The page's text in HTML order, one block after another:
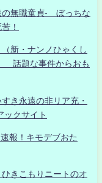
無職童貞- ぼっちな
！
新・ナンノひゃくし
話題な事件からおも
き永遠の非リア充・
ックサイト
報！キモデブおた
きこもりニートのオ